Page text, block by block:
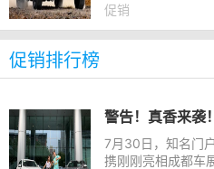
次性为用户奉上五
促销
促销排行榜
7月30日，知名门
携刚刚亮相成都车